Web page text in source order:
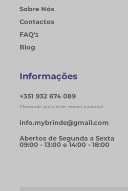
Sobre Nós
Contactos
FAQ's
Blog
Informações
+351 932 674 089
Chamada para rede móvel nacional
info.mybrinde@gmail.com
Abertos de Segunda a Sexta
09:00 - 13:00 e 14:00 - 18:00